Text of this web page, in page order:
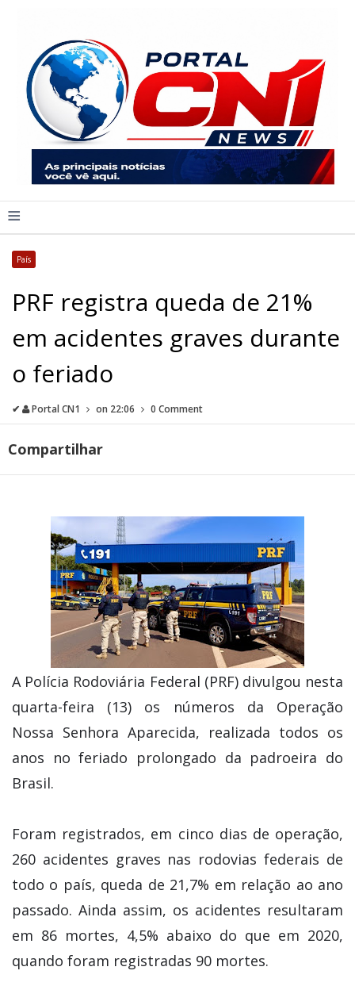
≡
País
PRF registra queda de 21%
em acidentes graves durante
o feriado
✔ Portal CN1 on 22:06 0 Comment
Compartilhar
A Polícia Rodoviária Federal (PRF) divulgou nesta
quarta-feira (13) os números da Operação
Nossa Senhora Aparecida, realizada todos os
anos no feriado prolongado da padroeira do
Brasil.
Foram registrados, em cinco dias de operação,
260 acidentes graves nas rodovias federais de
todo o país, queda de 21,7% em relação ao ano
passado. Ainda assim, os acidentes resultaram
em 86 mortes, 4,5% abaixo do que em 2020,
quando foram registradas 90 mortes.